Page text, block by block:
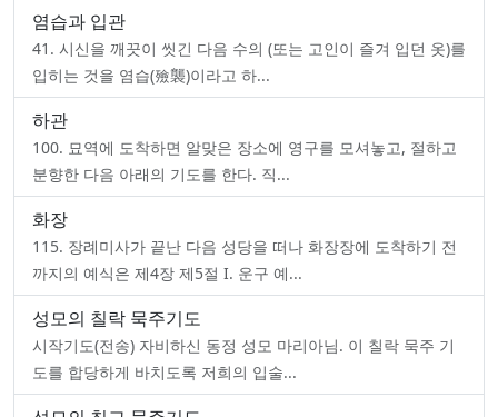
염습과 입관
41. 시신을 깨끗이 씻긴 다음 수의 (또는 고인이 즐겨 입던 옷)를
입히는 것을 염습(殮襲)이라고 하...
하관
100. 묘역에 도착하면 알맞은 장소에 영구를 모셔놓고, 절하고
분향한 다음 아래의 기도를 한다. 직...
화장
115. 장례미사가 끝난 다음 성당을 떠나 화장장에 도착하기 전
까지의 예식은 제4장 제5절 I. 운구 예...
성모의 칠락 묵주기도
시작기도(전송) 자비하신 동정 성모 마리아님. 이 칠락 묵주 기
도를 합당하게 바치도록 저희의 입술...